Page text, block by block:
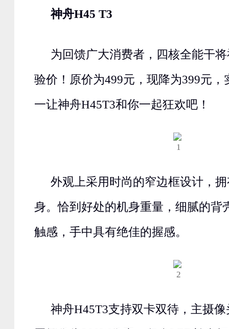
神舟H45 T3
为回馈广大消费者，四核全能干
验价！原价为499元，现降为399元
一让神舟H45T3和你一起狂欢吧！
外观上采用时尚的窄边框设计，
身。恰到好处的机身重量，细腻的背
触感，手中具有绝佳的握感。
神舟H45T3支持双卡双待，主摄